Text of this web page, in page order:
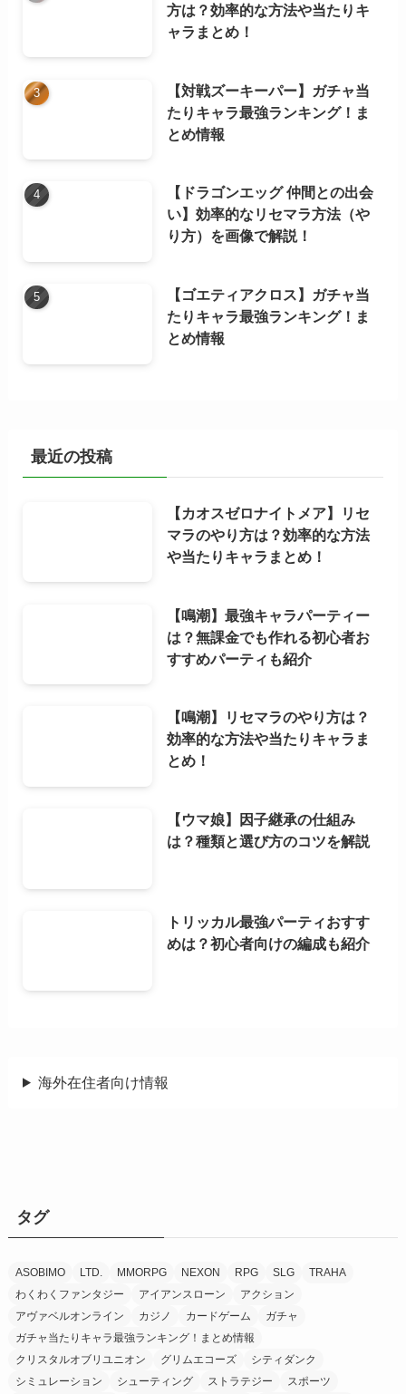
方は？効率的な方法や当たりキ
ャラまとめ！
【対戦ズーキーパー】ガチャ当
たりキャラ最強ランキング！ま
とめ情報
【ドラゴンエッグ 仲間との出会
い】効率的なリセマラ方法（や
り方）を画像で解説！
【ゴエティアクロス】ガチャ当
たりキャラ最強ランキング！ま
とめ情報
最近の投稿
【カオスゼロナイトメア】リセ
マラのやり方は？効率的な方法
や当たりキャラまとめ！
【鳴潮】最強キャラパーティー
は？無課金でも作れる初心者お
すすめパーティも紹介
【鳴潮】リセマラのやり方は？
効率的な方法や当たりキャラま
とめ！
【ウマ娘】因子継承の仕組み
は？種類と選び方のコツを解説
トリッカル最強パーティおすす
めは？初心者向けの編成も紹介
海外在住者向け情報
タグ
ASOBIMO LTD. MMORPG NEXON RPG SLG
TRAHA
わくわくファンタジー
アイアンスローン
アクション
アヴァベルオンライン
カジノ カードゲーム
ガチャ
ガチャ当たりキャラ最強ランキング！まとめ情報
クリスタルオブリユニオン
グリムエコーズ
シティダンク
シミュレーション
シューティング ストラテジー スポーツ